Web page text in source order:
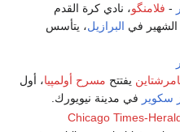
- فلامنگو، نادي كرة القدم
في البرازيل، يتأسس
يفتتح مسرح أولمپيا، أول
سكوير في مدينة نيويورك.
Chicago Times-